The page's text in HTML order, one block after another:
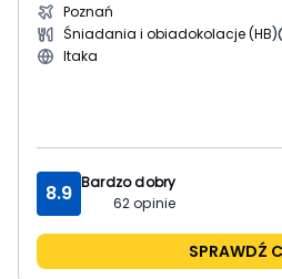
Poznań
Śniadania i obiadokolacje (HB)
Itaka
8.9 Bardzo dobry
62opinie
SPRAWDŹ